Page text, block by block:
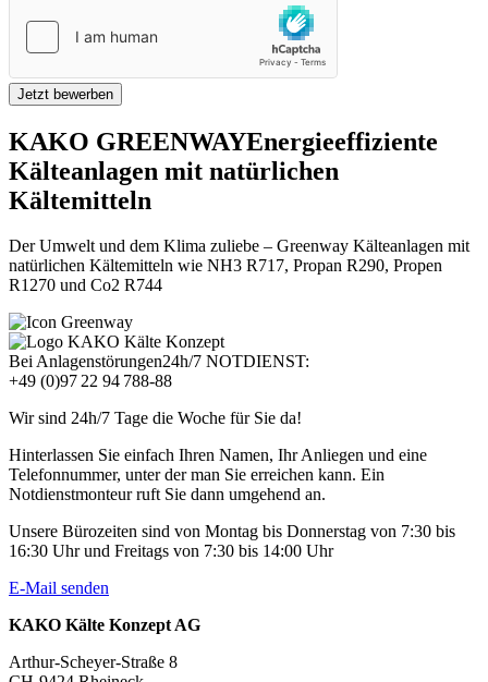
Jetzt bewerben
KAKO GREENWAYEnergieeffiziente
Kälteanlagen mit natürlichen
Kältemitteln
Der Umwelt und dem Klima zuliebe – Greenway Kälteanlagen mit
natürlichen Kältemitteln wie NH3 R717, Propan R290, Propen
R1270 und Co2 R744
Bei Anlagenstörungen24h/7 NOTDIENST:
+49 (0)97 22 94 788-88
Wir sind 24h/7 Tage die Woche für Sie da!
Hinterlassen Sie einfach Ihren Namen, Ihr Anliegen und eine
Telefonnummer, unter der man Sie erreichen kann. Ein
Notdienstmonteur ruft Sie dann umgehend an.
Unsere Bürozeiten sind von Montag bis Donnerstag von 7:30 bis
16:30 Uhr und Freitags von 7:30 bis 14:00 Uhr
E-Mail senden
KAKO Kälte Konzept AG
Arthur-Scheyer-Straße 8